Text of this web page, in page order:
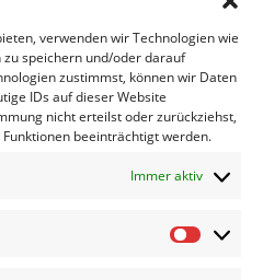
verwenden wir Technologien wie
speichern und/oder darauf
zustimmst, können wir Daten
IDs auf dieser Website
nicht erteilst oder zurückziehst,
beeinträchtigt werden.
Immer aktiv